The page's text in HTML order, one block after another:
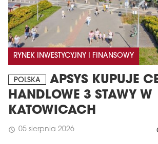
RYNEK INWESTYCYJNY I FINANSOWY
POLSKA
APSYS KUPUJE
HANDLOWE 3 STAWY W
KATOWICACH
schedule 05 sierpnia 2026